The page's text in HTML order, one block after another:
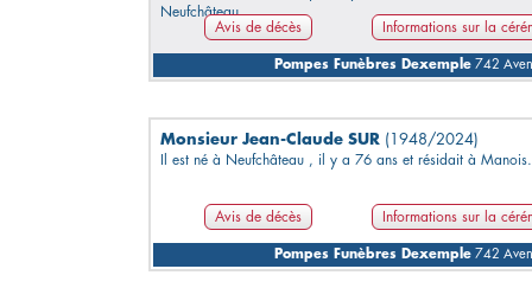
Neufchâteau.
Avis de décès
Informations sur la
Pompes Funèbres Dexemple742
Monsieur Jean-Claude SUR (1948/2024)
Il est né à Neufchâteau , il y a 76 ans et résidait à Manois.
Avis de décès Informations sur la
Pompes Funèbres Dexemple742